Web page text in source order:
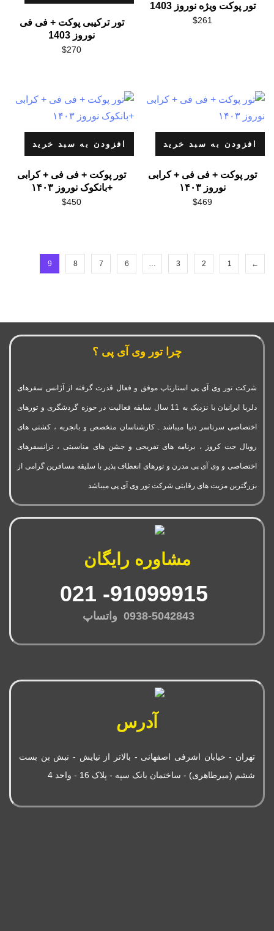
تور پوکت ویژه نوروز 1403
$261
تور ترکیبی پوکت + فی فی
نوروز 1403
$270
افزودن به سبد خرید
تور پوکت + فی فی + کرابی
نوروز ۱۴۰۳
$469
افزودن به سبد خرید
تور پوکت + فی فی + کرابی
+بانکوک نوروز ۱۴۰۳
$450
←
1
2
3
…
6
7
8
9
چرا تور وی آی پی ؟
شرکت تور وی آی پی استارتاپ موفق و فعال قدرت گرفته از آژانس سفرهای
دلربا ایرانیان با نزدیک به 11 سال سابقه فعالیت در حوزه گردشگری و تورهای
اختصاصی سرتاسر دنیا میباشد . کارشناسان متخصص و باتجربه ، کشتی های
رویال جت کروز ، برنامه های تفریحی و جشن های مناسبتی ، ترانسفرهای
اختصاصی و وی آی پی مدرن و تورهای انعطاف پذیر با سلیقه مسافرین گرامی از
بزرگترین مزیت های رقابتی شرکت تور وی آی پی میباشد
مشاوره رایگان
0938-5042843 واتساپ
آدرس
تهران - خیابان اشرفی اصفهانی - بالاتر از نیایش - نبش بن بست
ششم (میرطاهری) - ساختمان بانک سپه - پلاک 16 - واحد 4